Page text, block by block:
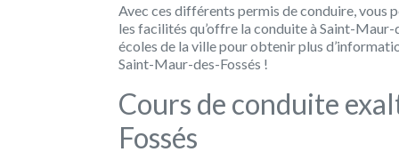
Avec ces différents permis de conduire,
les facilités qu’offre la conduite à Saint-
écoles de la ville pour obtenir plus
Saint-Maur-des-Fossés !
Cours de conduite
Fossés